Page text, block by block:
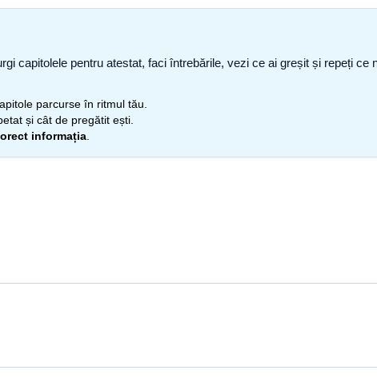
capitolele pentru atestat, faci întrebările, vezi ce ai greșit și repeți
parcurse în ritmul tău.
și cât de pregătit ești.
informația